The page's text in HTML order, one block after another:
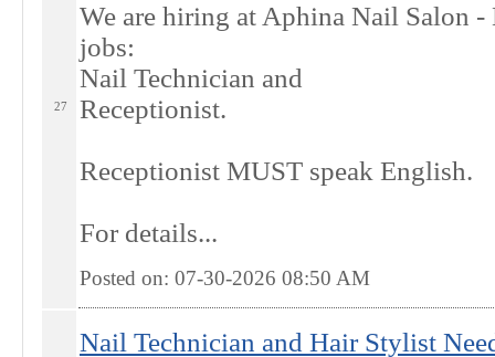
27
We are hiring at Aphina Nail Salon
jobs:
Nail Technician and
Receptionist.
Receptionist MUST speak English.
For details...
Posted on: 07-30-2026 08:50 AM
Nail Technician and Hair Stylist